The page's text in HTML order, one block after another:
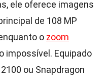
ele oferece imagens
de 108 MP
o zoom
impossível. Equipado
ou Snapdragon